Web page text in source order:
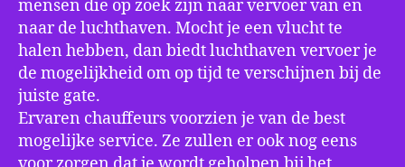
mensen die op zoek zijn naar vervoer van en
naar de luchthaven. Mocht je een vlucht te
halen hebben, dan biedt luchthaven vervoer je
de mogelijkheid om op tijd te verschijnen bij de
juiste gate.
Ervaren chauffeurs voorzien je van de best
mogelijke service. Ze zullen er ook nog eens